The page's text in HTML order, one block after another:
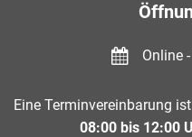
Online
Eine Terminvereinbarung ist
08:00 bis 12:00